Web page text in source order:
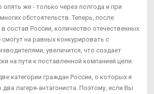
же - только через полгода и при
обстоятельств. Теперь, после
состав России, количество отечественных
на равных конкурировать с
увеличится, что создает
на пути к поставленной компанией цели.
категории граждан России, о которых я
лагеря-антагониста. Поэтому, если Вы